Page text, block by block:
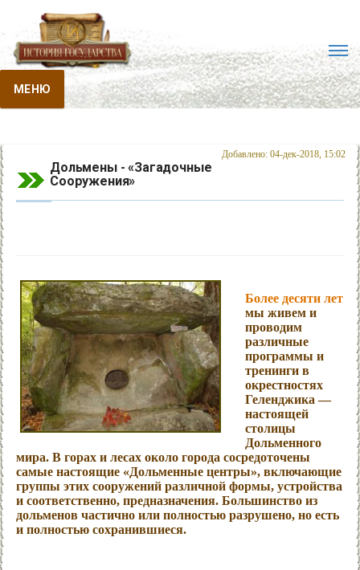
МЕНЮ
Добавлено: 04-дек-2018, 15:02
Дольмены - «Загадочные
Сооружения»
Более десяти лет
мы живем и
проводим
различные
программы и
тренинги в
окрестностях
Геленджика —
настоящей
столицы
Дольменного
мира. В горах и лесах около города сосредоточены
самые настоящие «Дольменные центры», включающие
группы этих сооружений различной формы, устройства
и соответственно, предназначения. Большинство из
дольменов частично или полностью разрушено, но есть
и полностью сохранившиеся.